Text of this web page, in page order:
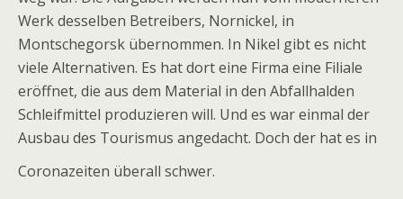
Werk desselben Betreibers, Nornickel, in
Montschegorsk übernommen. In Nikel gibt es nicht
viele Alternativen. Es hat dort eine Firma eine Filiale
eröffnet, die aus dem Material in den Abfallhalden
Schleifmittel produzieren will. Und es war einmal der
Ausbau des Tourismus angedacht. Doch der hat es in
Coronazeiten überall schwer.